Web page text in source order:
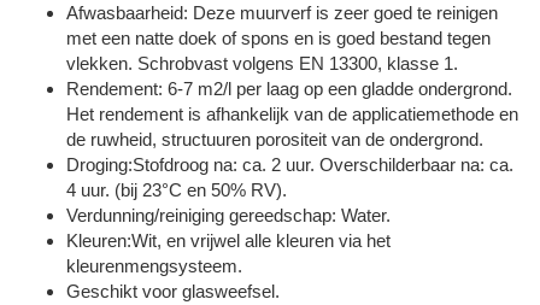
Afwasbaarheid: Deze muurverf is zeer goed te reinigen
met een natte doek of spons en is goed bestand tegen
vlekken. Schrobvast volgens EN 13300, klasse 1.
Rendement: 6-7 m2/l per laag op een gladde ondergrond.
Het rendement is afhankelijk van de applicatiemethode en
de ruwheid, structuuren porositeit van de ondergrond.
Droging:Stofdroog na: ca. 2 uur. Overschilderbaar na: ca.
4 uur. (bij 23°C en 50% RV).
Verdunning/reiniging gereedschap: Water.
Kleuren:Wit, en vrijwel alle kleuren via het
kleurenmengsysteem.
Geschikt voor glasweefsel.